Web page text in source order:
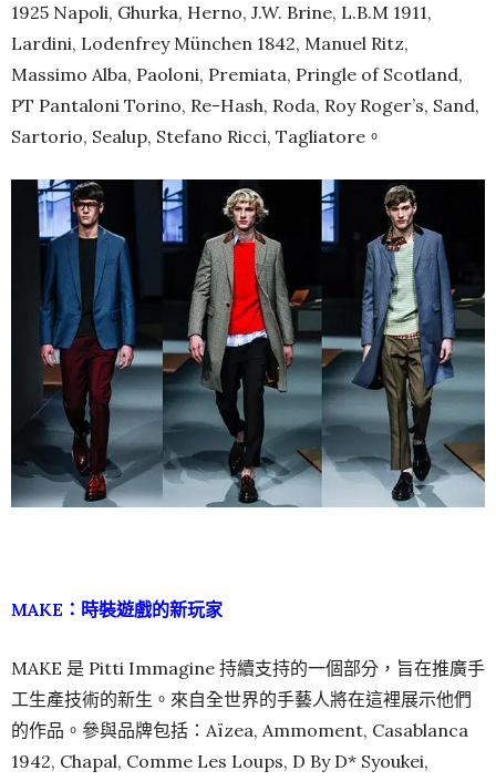
1925 Napoli, Ghurka, Herno, J.W. Brine, L.B.M 1911,
Lardini, Lodenfrey München 1842, Manuel Ritz,
Massimo Alba, Paoloni, Premiata, Pringle of Scotland,
PT Pantaloni Torino, Re-Hash, Roda, Roy Roger’s, Sand,
Sartorio, Sealup, Stefano Ricci, Tagliatore。
MAKE：時裝遊戲的新玩家
MAKE 是 Pitti Immagine 持續支持的一個部分，旨在推廣手
工生產技術的新生。來自全世界的手藝人將在這裡展示他們
的作品。參與品牌包括：Aïzea, Ammoment, Casablanca
1942, Chapal, Comme Les Loups, D By D* Syoukei,